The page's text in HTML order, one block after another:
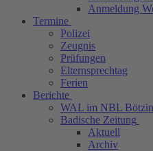
Anmeldung
Termine
Polizei
Zeugnis
Prüfungen
Elternsprechtag
Ferien
Berichte
WAL im NBL
Badische Zeitung
Aktuell
Archiv